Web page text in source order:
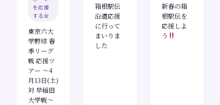
を応援
する会
東京六大
学野球 春
季リーグ
戦 応援ツ
アー ～4
月13日(土)
対 早稲田
大学戦～
箱根駅伝
沿道応援
に行って
まいりま
した
新春の箱
根駅伝を
応援しよ
う